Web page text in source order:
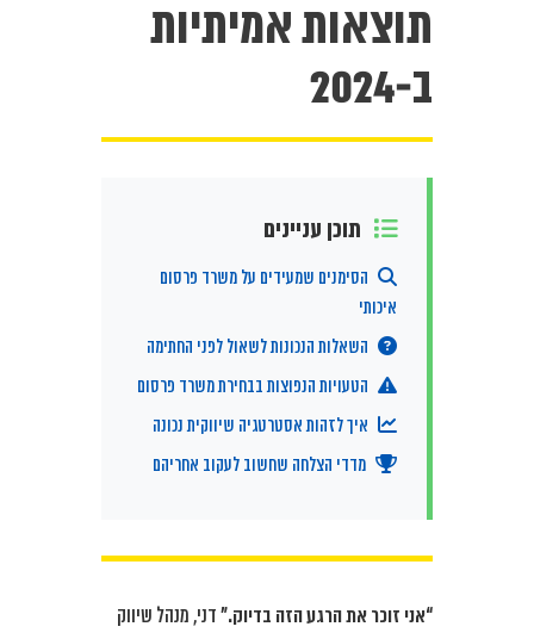
תוצאות אמיתיות
ב-2024
תוכן עניינים
הסימנים שמעידים על משרד פרסום
איכותי
השאלות הנכונות לשאול לפני החתימה
הטעויות הנפוצות בבחירת משרד פרסום
איך לזהות אסטרטגיה שיווקית נכונה
מדדי הצלחה שחשוב לעקוב אחריהם
“אני זוכר את הרגע הזה בדיוק.”דני, מנהל שיווק